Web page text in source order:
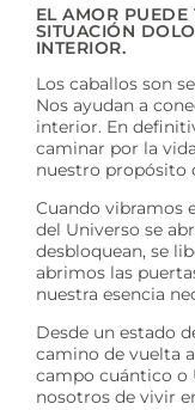
EL AMOR PUEDE
SITUACIÓN
INTERIOR.
Los caballos son
Nos ayudan a
interior. En
caminar por la
nuestro propósito
Cuando vibramos
del Universo se
desbloquean, se
abrimos las
nuestra esencia
Desde un estado
camino de vuelta
campo cuántico o
nosotros de vivir